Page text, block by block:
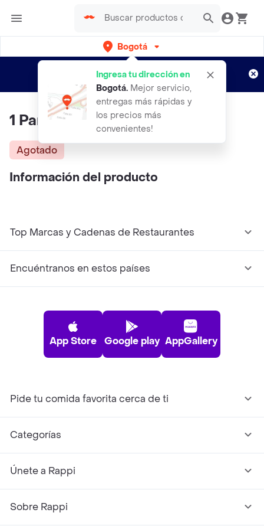
Bogotá
Ingresa tu dirección en
Bogotá. Mejor servicio,
entregas más rápidas y
los precios más
convenientes!
envíos gratis por semanas
Aplican TyC
1 Par Rodilleras Diseños 7608a
Agotado
Información del producto
Top Marcas y Cadenas de Restaurantes
Encuéntranos en estos países
App Store Google play AppGallery
Pide tu comida favorita cerca de ti
Categorías
Únete a Rappi
Sobre Rappi